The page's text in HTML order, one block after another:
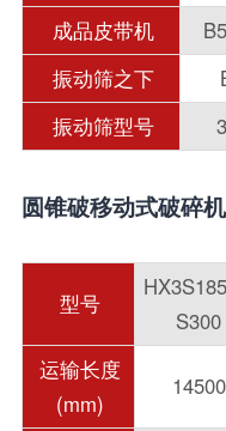
成品皮带机
振动筛之下
振动筛型号
圆锥破移动式破碎机
型号
S300
运输长度
(mm)
14500